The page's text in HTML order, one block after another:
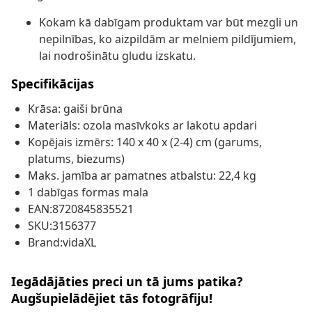
Kokam kā dabīgam produktam var būt mezgli un
nepilnības, ko aizpildām ar melniem pildījumiem,
lai nodrošinātu gludu izskatu.
Specifikācijas
Krāsa: gaiši brūna
Materiāls: ozola masīvkoks ar lakotu apdari
Kopējais izmērs: 140 x 40 x (2-4) cm (garums,
platums, biezums)
Maks. jamība ar pamatnes atbalstu: 22,4 kg
1 dabīgas formas mala
EAN:8720845835521
SKU:3156377
Brand:vidaXL
Iegādājāties preci un tā jums patika?
Augšupielādējiet tās fotogrāfiju!